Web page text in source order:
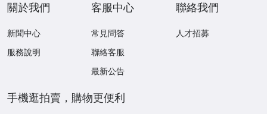
關於我們
新聞中心
服務說明
客服中心
常見問答
聯絡客服
最新公告
聯絡我們
人才招募
手機逛拍賣，購物更便利